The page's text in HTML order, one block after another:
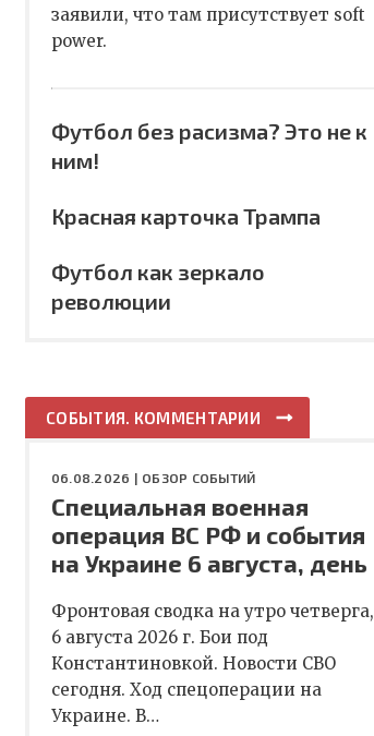
заявили, что там присутствует soft
power.
Футбол без расизма? Это не к
ним!
Красная карточка Трампа
Футбол как зеркало
революции
СОБЫТИЯ. КОММЕНТАРИИ
06.08.2026 | ОБЗОР СОБЫТИЙ
Специальная военная
операция ВС РФ и события
на Украине 6 августа, день
Фронтовая сводка на утро четверга,
6 августа 2026 г. Бои под
Константиновкой. Новости СВО
сегодня. Ход спецоперации на
Украине. В…